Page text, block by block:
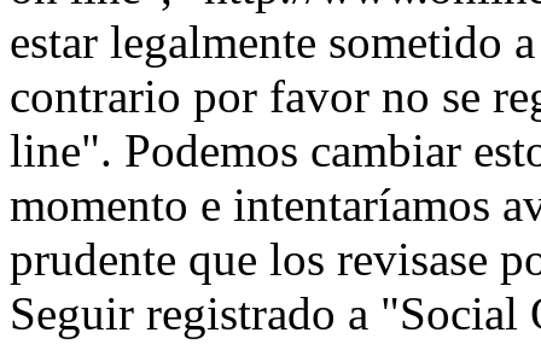
estar legalmente sometido
contrario por favor no se
line". Podemos cambiar
momento e intentaríamos
prudente que los revisase
Seguir registrado a "Social